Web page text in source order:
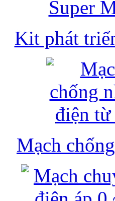
Kit phát
Mạch